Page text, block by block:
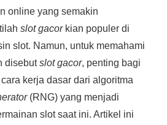
online yang semakin
slot gacorkian populer di
slot. Namun, untuk memahami
disebutslot gacor, penting bagi
kerja dasar dari algoritma
(RNG) yang menjadi
slot saat ini. Artikel ini